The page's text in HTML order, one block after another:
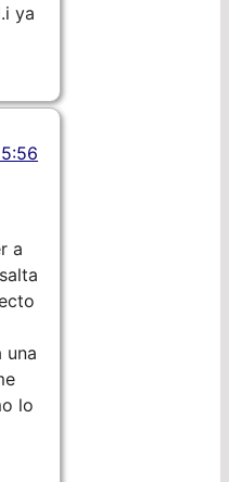
ya
a
una
lo